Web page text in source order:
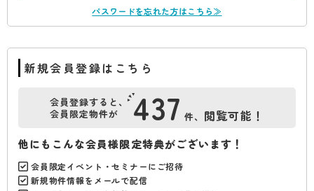
パスワードを忘れた方はこちら≫
新規会員登録はこちら
会員登録すると、
会員限定物件が
437 件、 閲覧可能！
他にもこんな会員様限定特典がございます！
会員限定イベント・セミナーにご招待
新規物件情報をメールで配信